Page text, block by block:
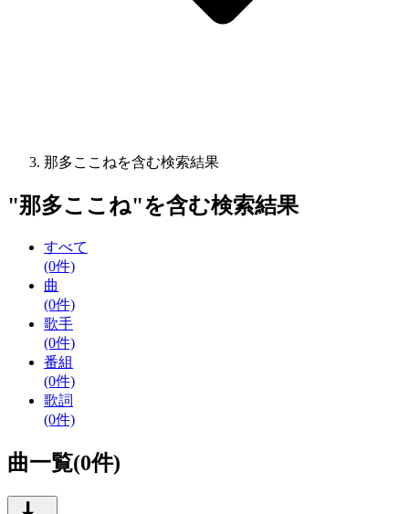
那多ここねを含む検索結果
"那多ここね"を含む検索結果
すべて
(0件)
曲
(0件)
歌手
(0件)
番組
(0件)
歌詞
(0件)
曲一覧(0件)